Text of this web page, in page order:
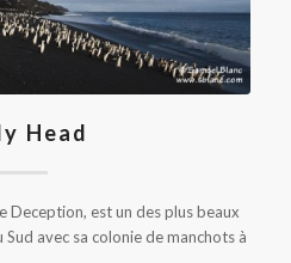
Head
Deception, est un des plus beaux
avec sa colonie de manchots à